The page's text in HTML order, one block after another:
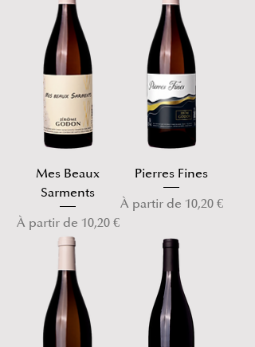
Mes Beaux
Sarments
À partir de 10,20 €
Prix promotionnel
Pierres Fines
À partir de 10,20 €
Prix promotionnel